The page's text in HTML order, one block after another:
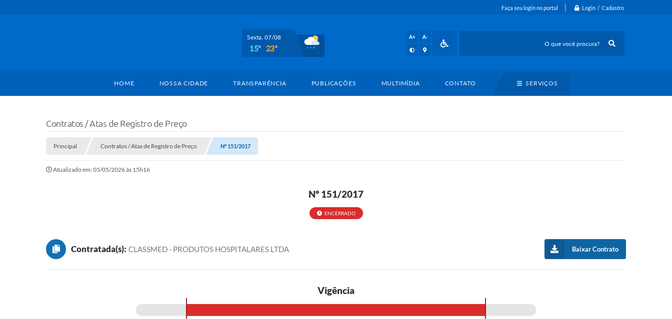
Faça seu login no portal Login / Cadastro
Sexta, 07/08
15º 23º
A+ A-
HOME NOSSA CIDADE TRANSPARÊNCIA PUBLICAÇÕES MULTIMÍDIA CONTATO SERVIÇOS
Contratos / Atas de Registro de Preço
Principal Contratos / Atas de Registro de Preço Nº 151/2017
Atualizado em: 05/05/2026 às 15h16
Nº 151/2017
ENCERRADO
Contratada(s): CLASSMED - PRODUTOS HOSPITALARES LTDA Baixar Contrato
Vigência